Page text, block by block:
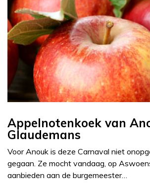
Appelnotenkoek van
Glaudemans
Voor Anouk is deze Carnaval niet
gegaan. Ze mocht vandaag, op
aanbieden aan de burgemeester…